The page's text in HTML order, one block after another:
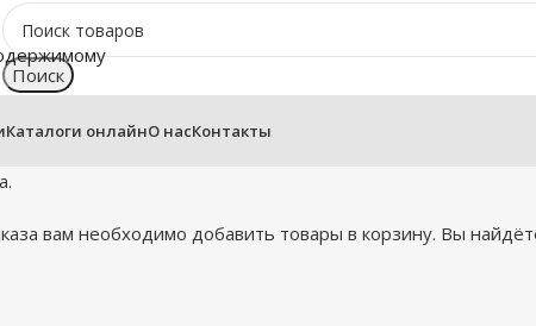
Поиск
Каталоги онлайнО насКонтакты
вам необходимо добавить товары в корзину. Вы